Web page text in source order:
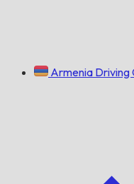
Armenia Driving